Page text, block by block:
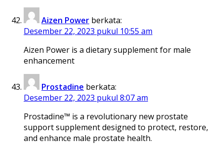
Aizen Power berkata:
Desember 22, 2023 pukul 10:55 am
Aizen Power is a dietary supplement for male
enhancement
Prostadine berkata:
Desember 22, 2023 pukul 8:07 am
Prostadine™ is a revolutionary new prostate
support supplement designed to protect, restore,
and enhance male prostate health.